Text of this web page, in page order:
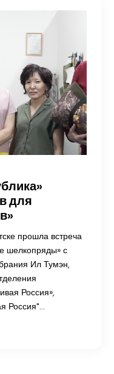
для
прошла встреча
шелкопряды» с
Ил Тумэн,
Россия»,
Россия"…